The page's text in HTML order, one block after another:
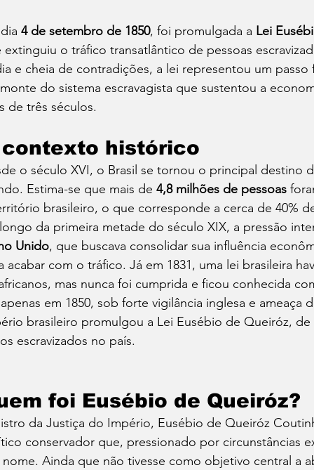
4 de setembro de 1850, foi promulgada a Lei
extinguiu o tráfico transatlântico de pessoas
e cheia de contradições, a lei representou um
do sistema escravagista que sustentou a
de três séculos.
contexto histórico
o século XVI, o Brasil se tornou o principal destino
Estima-se que mais de 4,8 milhões de pessoas
brasileiro, o que corresponde a cerca de 40%
da primeira metade do século XIX, a pressão
Unido, que buscava consolidar sua influência
acabar com o tráfico. Já em 1831, uma lei brasileira
mas nunca foi cumprida e ficou conhecida
em 1850, sob forte vigilância inglesa e ameaça
brasileiro promulgou a Lei Eusébio de Queiróz,
escravizados no país.
foi Eusébio de Queiróz?
da Justiça do Império, Eusébio de Queiróz
conservador que, pressionado por circunstâncias
nome. Ainda que não tivesse como objetivo central a